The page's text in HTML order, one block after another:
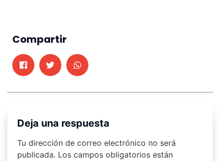
Compartir
Deja una respuesta
Tu dirección de correo electrónico no será
publicada. Los campos obligatorios están